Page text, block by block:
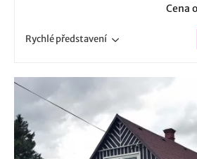
Cena
Rychlépředstavení